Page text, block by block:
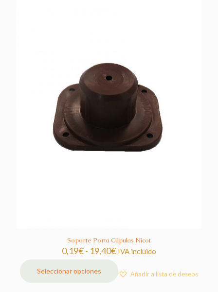
Soporte Porta Cúpulas Nicot
0,19€- 19,40€Rango
precios:
desde
IVA incluido
Seleccionar opciones Añadir a lista de deseos